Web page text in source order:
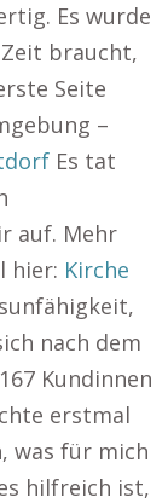
Es wurde
braucht,
Seite
–
Es tat
auf. Mehr
hier: Kirche
nach dem
Kundinnen
erstmal
was für mich
hilfreich ist,